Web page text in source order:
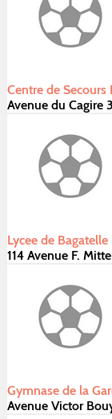
Centre de
Avenue du Cagire
Lycee de
114 Avenue F.
Gymnase de la
Avenue Victor